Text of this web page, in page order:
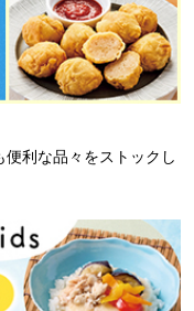
利な品々をストックし